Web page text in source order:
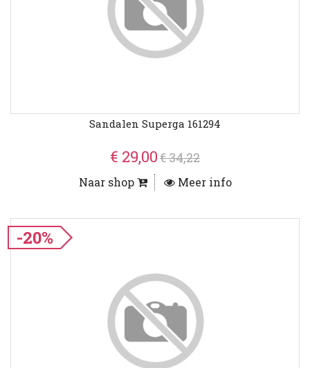
Sandalen Superga 161294
€ 29,00€ 34,22
Naar shop Meer info
-20%